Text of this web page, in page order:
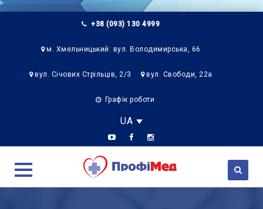
+38 (093) 130 4999
м. Хмельницький: вул. Володимирська, 66
вул. Січових Стрільців, 2/3 вул. Свободи, 22а
Графік роботи
UA